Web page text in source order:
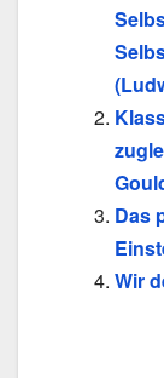
Das
Wir